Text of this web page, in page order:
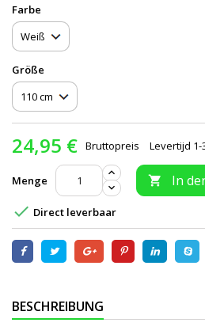
Farbe
Größe
24,95 € Bruttopreis Levertijd 1-
Menge  In
 Direct leverbaar
BESCHREIBUNG